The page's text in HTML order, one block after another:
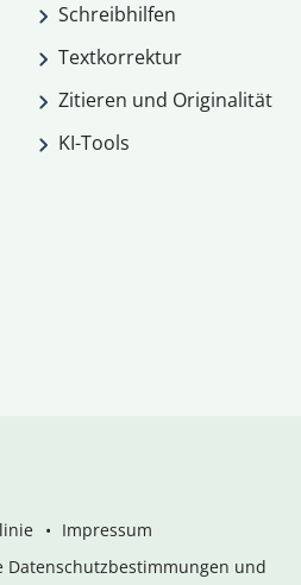
Schreibhilfen
Textkorrektur
Zitieren und Originalität
KI-Tools
Impressum
Datenschutzbestimmungen und